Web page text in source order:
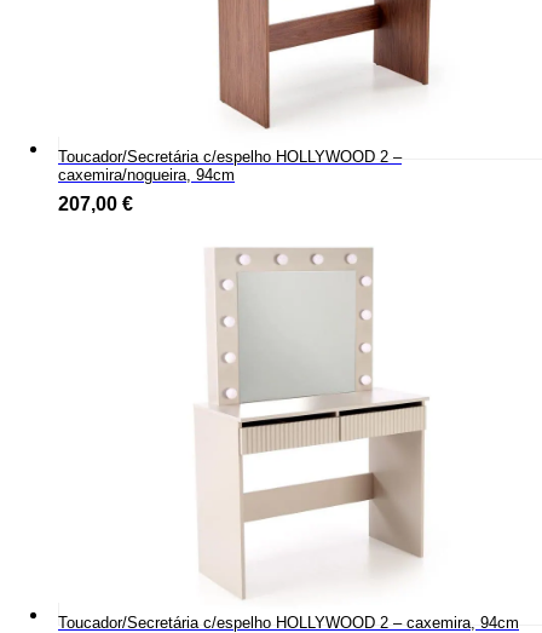
Toucador/Secretária c/espelho HOLLYWOOD 2 –
caxemira/nogueira, 94cm
207,00 €
Toucador/Secretária c/espelho HOLLYWOOD 2 – caxemira, 94cm